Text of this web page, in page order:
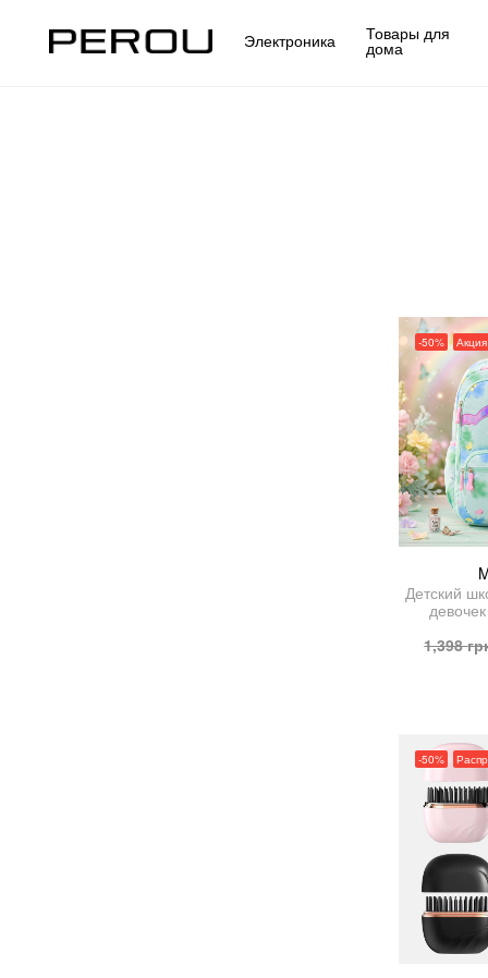
Электроника Товары для
дома
-50% Акция
Детский
1,398
-50%